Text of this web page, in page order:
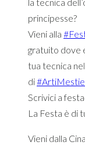
la tecnica
principesse?
Vieni alla #
gratuito dove
tua tecnica
di#
Scrivici a
La Festa è di
Vieni dalla